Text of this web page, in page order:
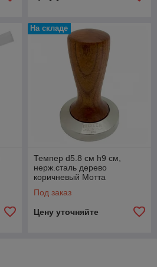
На складе
Темпер d5.8 см h9 см,
нерж.сталь дерево
коричневый Мотта
Под заказ
Цену уточняйте